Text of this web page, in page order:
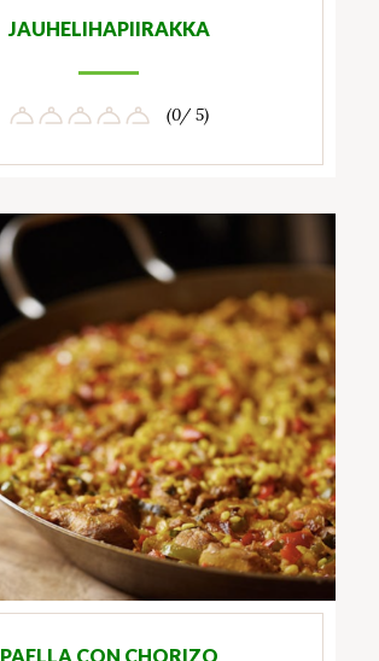
JAUHELIHAPIIRAKKA
(0/ 5)
PAELLA CON CHORIZO